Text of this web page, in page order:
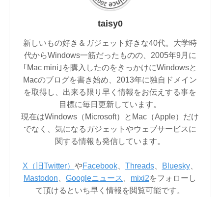
taisy0
新しいもの好き＆ガジェット好きな40代。大学時
代からWindows一筋だったものの、2005年9月に
｢Mac mini｣を購入したのをきっかけにWindowsと
Macのブログを書き始め、2013年に独自ドメイン
を取得し、出来る限り早く情報をお伝えする事を
目標に毎日更新しています。
現在はWindows（Microsoft）とMac（Apple）だけ
でなく、気になるガジェットやウェブサービスに
関する情報も発信しています。
X（旧Twitter） やFacebook、 Threads、 Bluesky、
Mastodon
Googleニュース mixi2をフォローし
て頂けるといち早く情報を閲覧可能です。